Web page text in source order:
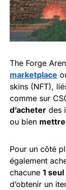
The Forge
marketplace
skins (NFT),
comme sur
d’acheter des
ou bien
Pour un côté
également
chacune 1
d’obtenir un